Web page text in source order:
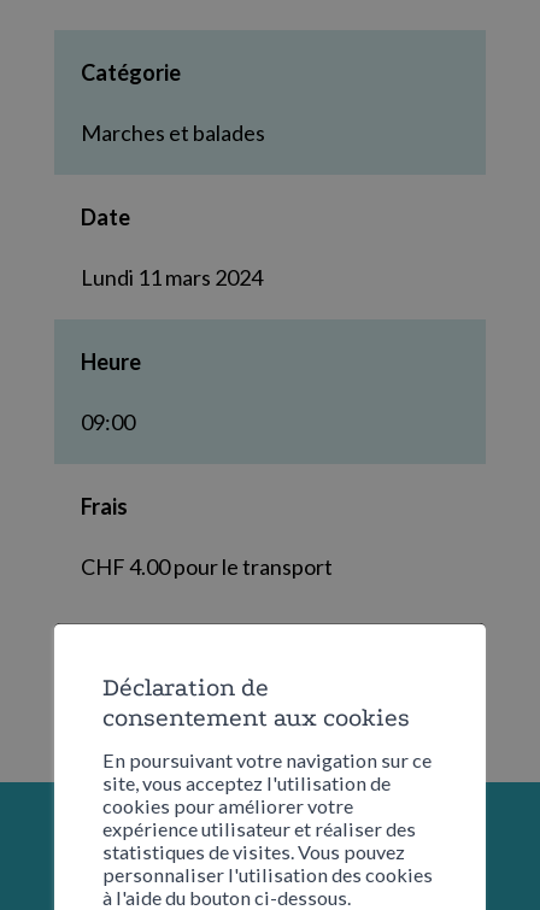
Catégorie
Marches et balades
Date
Lundi 11 mars 2024
Heure
09:00
Frais
CHF 4.00 pour le transport
Déclaration de
consentement aux cookies
En poursuivant votre navigation sur ce
site, vous acceptez l'utilisation de
cookies pour améliorer votre
expérience utilisateur et réaliser des
statistiques de visites. Vous pouvez
personnaliser l'utilisation des cookies
à l'aide du bouton ci-dessous.